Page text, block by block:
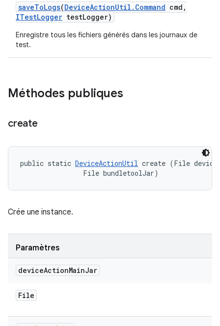
saveToLogs(DeviceActionUtil . Command cmd ,
ITestLogger testLogger)
Enregistre tous les fichiers générés dans les journaux de
test.
Méthodes publiques
create
public static DeviceActionUtil create (File
                File bundletoolJar)
Crée une instance.
Paramètres
deviceActionMainJar
File